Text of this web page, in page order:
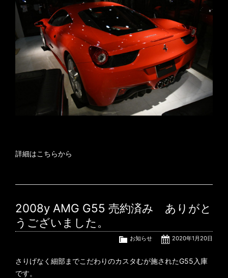
詳細はこちらから
2008y AMG G55 売約済み ありがと
うございました。
2020年1月20日
お知らせ
さりげなく細部までこだわりのカスタむが施されたG55入庫
です。